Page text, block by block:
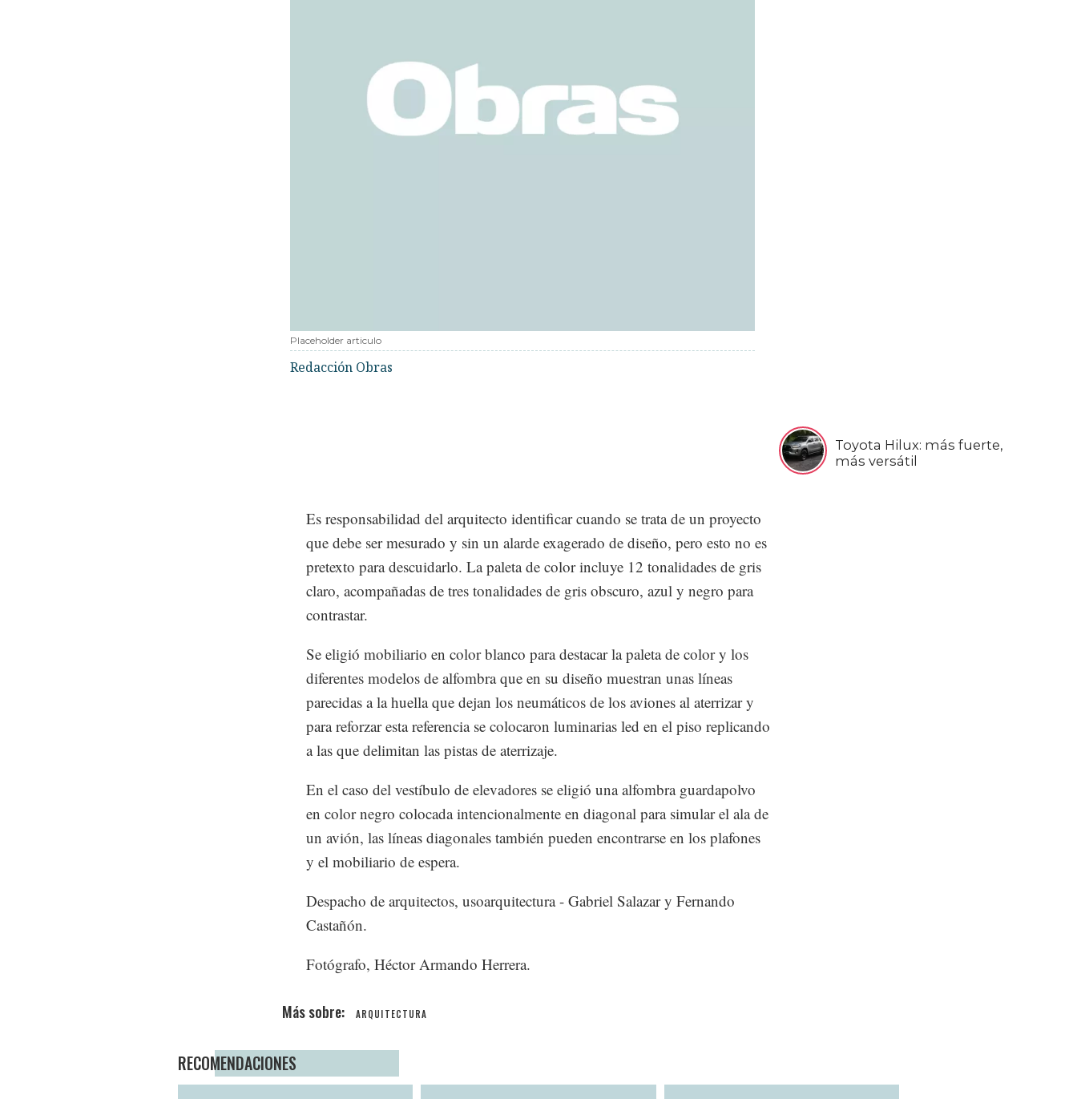
Toyota Hilux: más fuerte,
más versátil
Placeholder articulo
Redacción Obras
Es responsabilidad del arquitecto identificar cuando se trata de un proyecto
que debe ser mesurado y sin un alarde exagerado de diseño, pero esto no es
pretexto para descuidarlo. La paleta de color incluye 12 tonalidades de gris
claro, acompañadas de tres tonalidades de gris obscuro, azul y negro para
contrastar.
Se eligió mobiliario en color blanco para destacar la paleta de color y los
diferentes modelos de alfombra que en su diseño muestran unas líneas
parecidas a la huella que dejan los neumáticos de los aviones al aterrizar y
para reforzar esta referencia se colocaron luminarias led en el piso replicando
a las que delimitan las pistas de aterrizaje.
En el caso del vestíbulo de elevadores se eligió una alfombra guardapolvo
en color negro colocada intencionalmente en diagonal para simular el ala de
un avión, las líneas diagonales también pueden encontrarse en los plafones
y el mobiliario de espera.
Despacho de arquitectos, usoarquitectura - Gabriel Salazar y Fernando
Castañón.
Fotógrafo, Héctor Armando Herrera.
ARQUITECTURA
RECOMENDACIONES